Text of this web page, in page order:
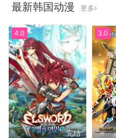
最新韩国动漫 更多
4.0
完结
3.0